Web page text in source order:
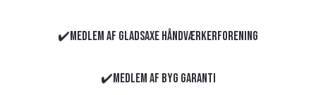
​​✔️Medlem af Gladsaxe Håndværkerforening
✔️Medlem af Byg Garanti